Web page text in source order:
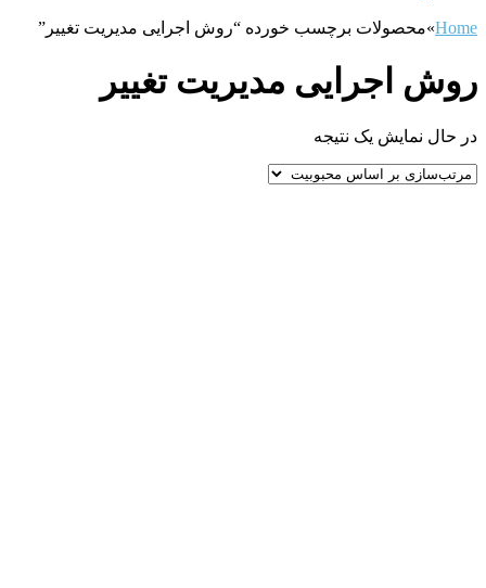
Home
»محصولات برچسب خورده “روش اجرایی مدیریت تغییر”
روش اجرایی مدیریت تغییر
در حال نمایش یک نتیجه